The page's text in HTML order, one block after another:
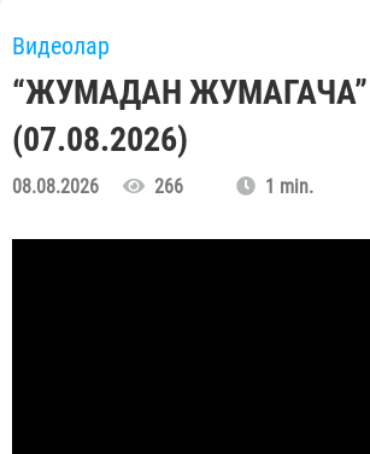
Видеолар
“ЖУМАДАН ЖУМАГАЧА”
(07.08.2026)
08.08.2026 266 1 min.